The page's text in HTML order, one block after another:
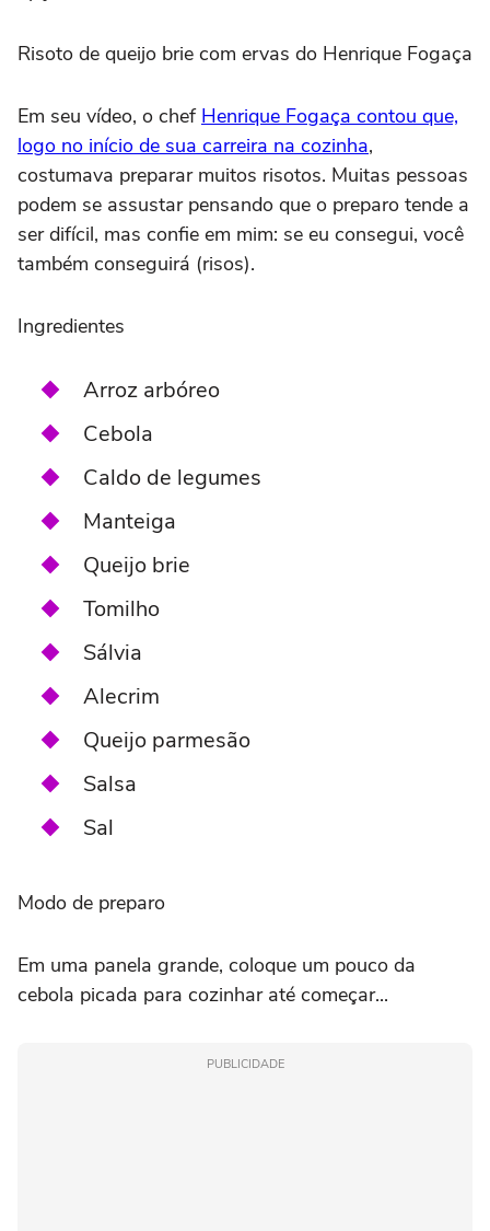
Risoto de queijo brie com ervas do Henrique Fogaça
Em seu vídeo, o chef Henrique Fogaça contou que,
logo no início de sua carreira na cozinha,
costumava preparar muitos risotos. Muitas pessoas
podem se assustar pensando que o preparo tende a
ser difícil, mas confie em mim: se eu consegui, você
também conseguirá (risos).
Ingredientes
Arroz arbóreo
Cebola
Caldo de legumes
Manteiga
Queijo brie
Tomilho
Sálvia
Alecrim
Queijo parmesão
Salsa
Sal
Modo de preparo
Em uma panela grande, coloque um pouco da
cebola picada para cozinhar até começar...
PUBLICIDADE